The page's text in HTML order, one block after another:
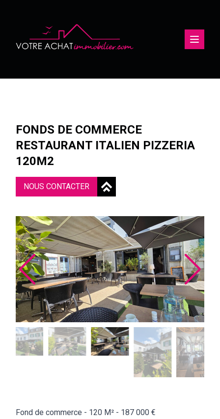
FONDS DE COMMERCE
RESTAURANT ITALIEN PIZZERIA
120M2
NOUS CONTACTER
Fond de commerce - 120 M² - 187 000 €